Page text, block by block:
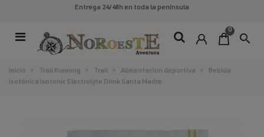
Entrega 24/48h en toda la península
0
search
Inicio > Trail Running > Trail > Alimentacion deportiva >
Bebida
Isotónica Isotonic Electrolyte Drink Santa Madre